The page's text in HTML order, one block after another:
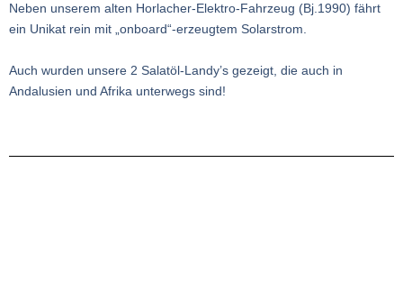
Neben unserem alten Horlacher-Elektro-Fahrzeug (Bj.1990) fährt
ein Unikat rein mit „onboard“-erzeugtem Solarstrom.
Auch wurden unsere 2 Salatöl-Landy’s gezeigt, die auch in
Andalusien und Afrika unterwegs sind!